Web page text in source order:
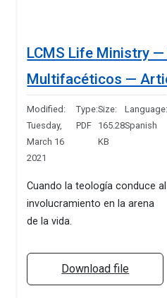
LCMS Life Ministry
Multifacéticos —
Modified:
Tuesday,
March 16
2021
Type:
PDF
Size:
165.28
KB
Language:
Spanish
Cuando la teología conduce al
involucramiento en la arena
de la vida.
Download file